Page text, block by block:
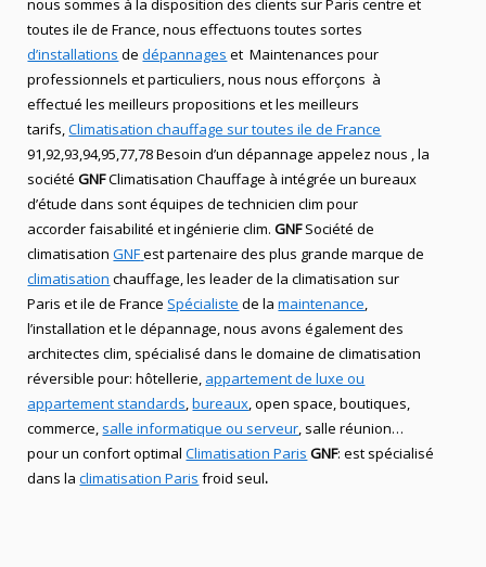
nous sommes à la disposition des clients surPariscentre et
toutes ile de France, nous effectuons toutes sortes
d’installations dedépannages et Maintenances pour
professionnels etparticuliers, nous nous efforçons à
effectué les meilleurs propositions et les meilleurs
tarifs,Climatisation chauffage sur toutes ile de France
91,92,93,94,95,77,78 Besoind’un dépannage appelez nous , la
sociétéGNFClimatisation Chauffage à intégrée un bureaux
d’étude dans sont équipes de technicienclim pour
accorder faisabilité et ingénierieclim.GNFSociété de
climatisationGNFest partenaire des plus grande marque de
climatisation chauffage, les leaderde laclimatisation sur
Paris et ile de France Spécialiste de lamaintenance,
l’installation et ledépannage, nous avons également des
architectes clim, spécialisé dans le domaine declimatisation
réversible pour: hôtellerie, appartement de luxe ou
appartement standards,bureaux, open space, boutiques,
commerce, salle informatique ou serveur, salle réunion…
pour un confort optimalClimatisation Paris GNF:est spécialisé
dans laclimatisation Paris froid seul.